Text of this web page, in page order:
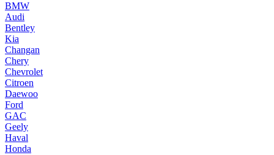
BMW
Audi
Bentley
Kia
Changan
Chery
Chevrolet
Citroen
Daewoo
Ford
GAC
Geely
Haval
Honda